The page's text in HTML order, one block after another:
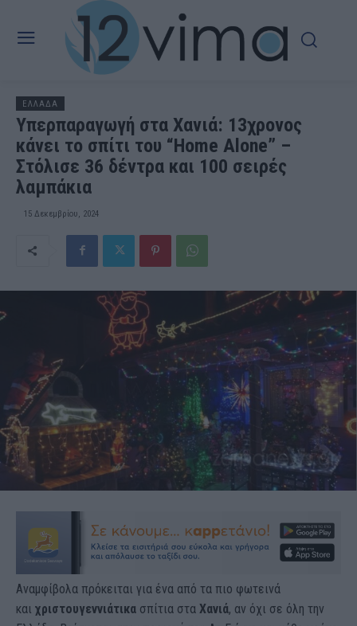
ΕΛΛΑΔΑ
Υπερπαραγωγή στα Χανιά: 13χρονος
κάνει το σπίτι του “Home Alone” –
Στόλισε 36 δέντρα και 100 σειρές
λαμπάκια
15 Δεκεμβρίου, 2024
Αναμφίβολα πρόκειται για ένα από τα πιο φωτεινά
και χριστουγεννιάτικα σπίτια στα Χανιά, αν όχι σε όλη την